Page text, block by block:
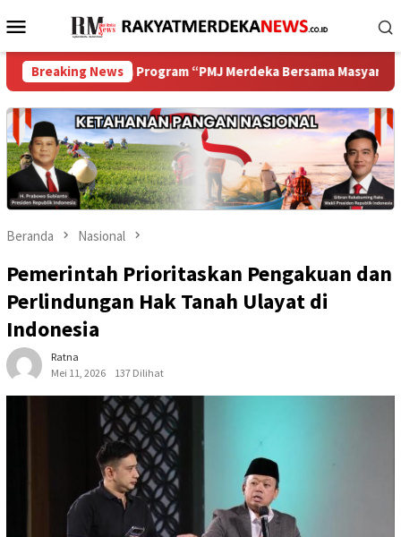
ke
Menu
Mobile
Breaking News
Program “PMJ Merdeka Bersama Masyarakat 2026”
Beranda Nasional
Pemerintah Prioritaskan Pengakuan dan
Perlindungan Hak Tanah Ulayat di
Indonesia
Ratna
Mei 11, 2026
137 Dilihat